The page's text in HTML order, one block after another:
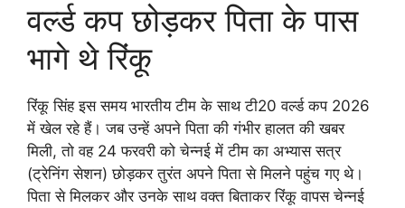
वर्ल्ड कप छोड़कर पिता के पास
भागे थे रिंकू
रिंकू सिंह इस समय भारतीय टीम के साथ टी20 वर्ल्ड कप 2026
में खेल रहे हैं। जब उन्हें अपने पिता की गंभीर हालत की खबर
मिली, तो वह 24 फरवरी को चेन्नई में टीम का अभ्यास सत्र
(ट्रेनिंग सेशन) छोड़कर तुरंत अपने पिता से मिलने पहुंच गए थे।
पिता से मिलकर और उनके साथ वक्त बिताकर रिंकू वापस चेन्नई